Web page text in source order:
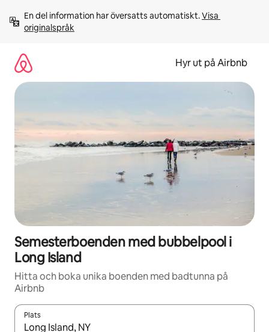
innehåll
En del information har översatts automatiskt. Visa
originalspråk
Hyr ut på Airbnb
Semesterboenden med bubbelpool i
Long Island
Hitta och boka unika boenden med badtunna på
Airbnb
Plats
När resultaten är tillgängliga kan du navigera med upp- och